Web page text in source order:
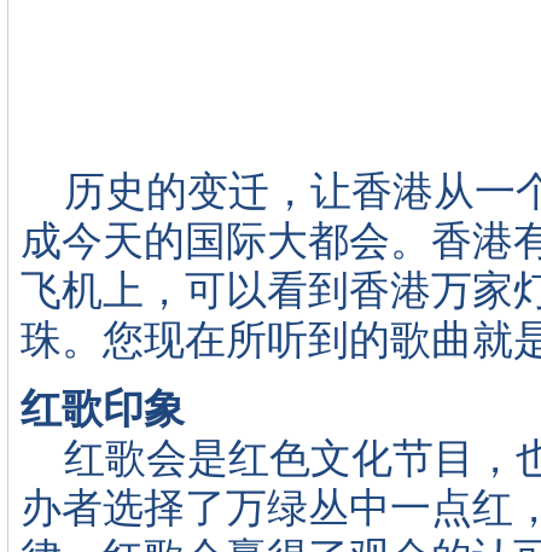
历史的变迁，让香港从一
成今天的国际大都会。香港
飞机上，可以看到香港万家
珠。您现在所听到的歌曲就
红歌印象
红歌会是红色文化节目，
办者选择了万绿丛中一点红